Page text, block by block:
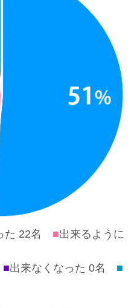
た 22名 ■出来るように
■出来なくなった 0名
■